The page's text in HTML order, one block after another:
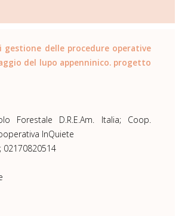
gestione delle procedure operative
del lupo appenninico. progetto
Forestale D.R.E.Am. Italia; Coop.
InQuiete
02170820514